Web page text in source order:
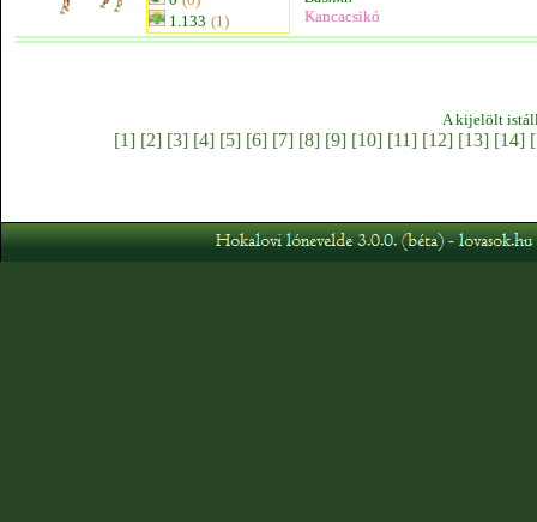
1.133 (1)
Kancacsikó
A kijelölt
[1] [2] [3] [4] [5] [6] [7] [8] [9] [10] [11] [12] [13] [14]